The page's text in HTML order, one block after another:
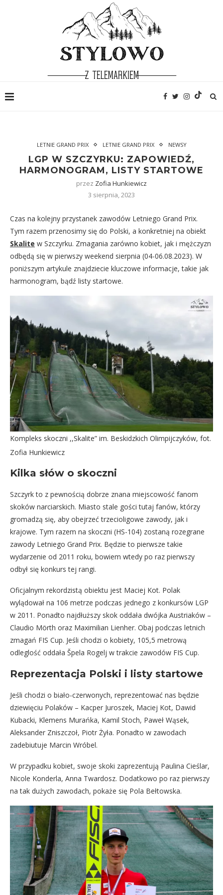
LETNIE GRAND PRIX LETNIE GRAND PRIX NEWSY
LGP W SZCZYRKU: ZAPOWIEDŹ,
HARMONOGRAM, LISTY STARTOWE
przez Zofia Hunkiewicz
3 sierpnia, 2023
Czas na kolejny przystanek zawodów Letniego Grand Prix.
Tym razem przenosimy się do Polski, a konkretniej na obiekt
Skalite w Szczyrku. Zmagania zarówno kobiet, jak i mężczyzn
odbędą się w pierwszy weekend sierpnia (04-06.08.2023). W
poniższym artykule znajdziecie kluczowe informacje, takie jak
harmonogram, bądź listy startowe.
Kompleks skoczni ,,Skalite” im. Beskidzkich Olimpijczyków, fot.
Zofia Hunkiewicz
Kilka słów o skoczni
Szczyrk to z pewnością dobrze znana miejscowość fanom
skoków narciarskich. Miasto stale gości tutaj fanów, którzy
gromadzą się, aby obejrzeć trzecioligowe zawody, jak i
krajowe. Tym razem na skoczni (HS-104) zostaną rozegrane
zawody Letniego Grand Prix. Będzie to pierwsze takie
wydarzenie od 2011 roku, bowiem wtedy po raz pierwszy
odbył się konkurs tej rangi.
Oficjalnym rekordzistą obiektu jest Maciej Kot. Polak
wylądował na 106 metrze podczas jednego z konkursów LGP
w 2011. Ponadto najdłuższy skok oddała dwójka Austriaków –
Claudio Mörth oraz Maximilian Lienher. Obaj podczas letnich
zmagań FIS Cup. Jeśli chodzi o kobiety, 105,5 metrową
odleglość oddała Špela Rogelj w trakcie zawodów FIS Cup.
Reprezentacja Polski i listy startowe
Jeśli chodzi o biało-czerwonych, reprezentować nas będzie
dziewięciu Polaków – Kacper Juroszek, Maciej Kot, Dawid
Kubacki, Klemens Murańka, Kamil Stoch, Paweł Wąsek,
Aleksander Zniszczoł, Piotr Żyła. Ponadto w zawodach
zadebiutuje Marcin Wróbel.
W przypadku kobiet, swoje skoki zaprezentują Paulina Cieślar,
Nicole Konderla, Anna Twardosz. Dodatkowo po raz pierwszy
na tak dużych zawodach, pokaże się Pola Bełtowska.